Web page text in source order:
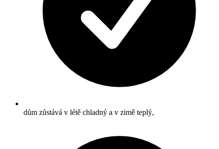
dům zůstává v létě chladný a v zimě teplý,